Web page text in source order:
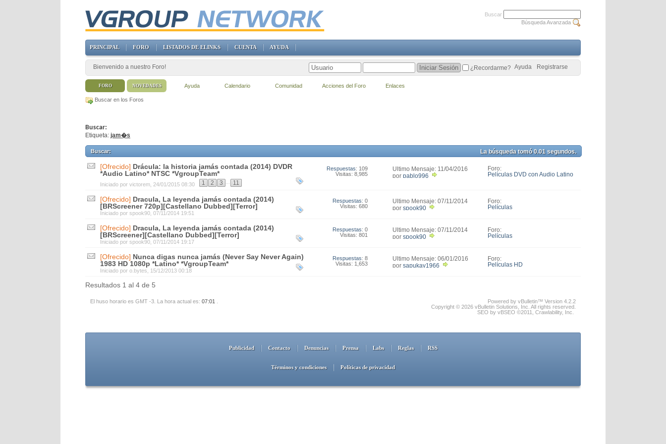
Buscar en los Foros
Buscar:
Etiqueta: jam�s
Buscar: La búsqueda tomó0.01 segundos.
[Ofrecido] Drácula: la historia jamás contada (2014) DVDR
*Audio Latino* NTSC *VgroupTeam*
Iniciado por victorem , 24/01/2015 08:30 1 2 3 11
Respuestas: 109
Visitas: 8,985
Último Mensaje: 11/04/2016
08:11
por pablo996
Foro:
Películas DVD con Audio Latino
[Ofrecido] Dracula, La leyenda jamás contada (2014)
[BRScreener 720p][Castellano Dubbed][Terror]
Iniciado por spook90 , 07/11/2014 19:51
Respuestas: 0
Visitas: 680
Último Mensaje: 07/11/2014
19:51
por spook90
Foro:
Películas
[Ofrecido] Dracula, La leyenda jamás contada (2014)
[BRScreener][Castellano Dubbed][Terror]
Iniciado por spook90 , 07/11/2014 19:17
Respuestas: 0
Visitas: 801
Último Mensaje: 07/11/2014
19:17
por spook90
Foro:
Películas
[Ofrecido] Nunca digas nunca jamás (Never Say Never Again)
1983 HD 1080p *Latino* *VgroupTeam*
Iniciado por o.bytes , 15/12/2013 00:18
Respuestas: 8
Visitas: 1,653
Último Mensaje: 06/01/2016
00:13
por sapukay1966
Foro:
Películas HD
Resultados 1 al 4 de 5
El huso horario es GMT -3. La hora actual es: 07:01
Powered by vBulletin™ Version 4.2.2
Copyright © 2026 vBulletin Solutions, Inc. All rights reserved.
SEO by vBSEO ©2011, Crawlability, Inc.
Publicidad Contacto Denuncias Prensa Labs Reglas RSS
Términos y condiciones Políticas de privacidad
Buscar
Búsqueda Avanzada
PRINCIPAL FORO LISTADOS DE ELINKS CUENTA AYUDA
Bienvenido a nuestro Foro! Registrarse
Ayuda
¿Recordarme?
FORO Ayuda Calendario Comunidad Acciones del Foro Enlaces
NOVEDADES